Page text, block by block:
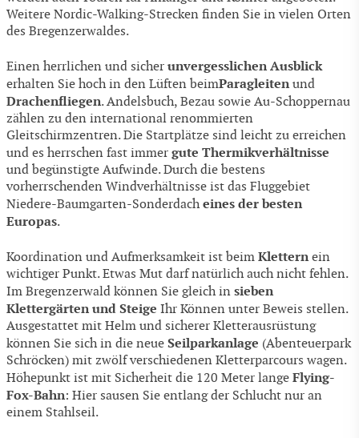
Weitere Nordic-Walking-Strecken finden Sie in vielen Orten
des Bregenzerwaldes.
Einen herrlichen und sicher unvergesslichen Ausblick
erhalten Sie hoch in den Lüften beimParagleiten und
Drachenfliegen. Andelsbuch, Bezau sowie Au-Schoppernau
zählen zu den international renommierten
Gleitschirmzentren. Die Startplätze sind leicht zu erreichen
und es herrschen fast immer gute Thermikverhältnisse
und begünstigte Aufwinde. Durch die bestens
vorherrschenden Windverhältnisse ist das Fluggebiet
Niedere-Baumgarten-Sonderdacheines der besten
Europas.
Koordination und Aufmerksamkeit ist beim Klettern ein
wichtiger Punkt. Etwas Mut darf natürlich auch nicht fehlen.
Im Bregenzerwald können Sie gleich in sieben
Klettergärten und Steige Ihr Können unter Beweis stellen.
Ausgestattet mit Helm und sicherer Kletterausrüstung
können Sie sich in die neue Seilparkanlage (Abenteuerpark
Schröcken) mit zwölf verschiedenen Kletterparcours wagen.
Höhepunkt ist mit Sicherheit die 120 Meter lange Flying-
Fox-Bahn: Hier sausen Sie entlang der Schlucht nur an
einem Stahlseil.